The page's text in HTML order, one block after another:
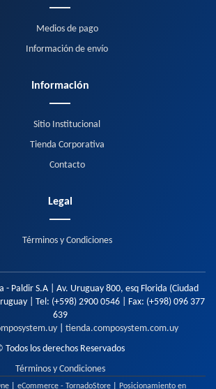
Medios de pago
Información de envío
Información
Sitio Institucional
Tienda Corporativa
Contacto
Legal
Términos y Condiciones
- Paldir S.A | Av. Uruguay 800, esq Florida (Ciudad
| Tel: (+598) 2900 0546 | Fax: (+598) 096 377
639
| tienda.composystem.com.uy
Todos los derechos Reservados
Términos y Condiciones
| eCommerce - TornadoStore| Posicionamiento en